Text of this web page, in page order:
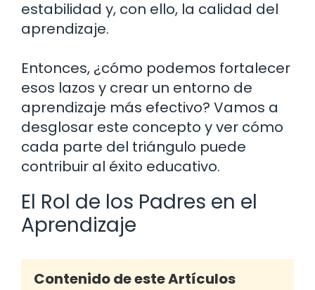
estabilidad y, con ello, la calidad del
aprendizaje.
Entonces, ¿cómo podemos fortalecer
esos lazos y crear un entorno de
aprendizaje más efectivo? Vamos a
desglosar este concepto y ver cómo
cada parte del triángulo puede
contribuir al éxito educativo.
El Rol de los Padres en el
Aprendizaje
Contenido de este Artículos